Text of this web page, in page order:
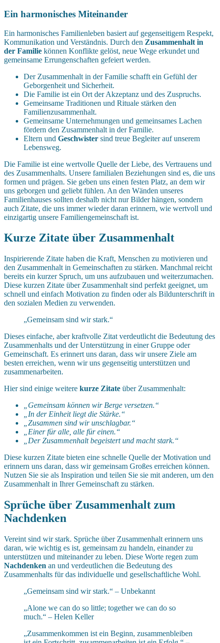
Ein harmonisches Miteinander
Ein harmonisches Familienleben basiert auf gegenseitigem Respekt,
Kommunikation und Verständnis. Durch den Zusammenhalt in
der Familie können Konflikte gelöst, neue Wege erkundet und
gemeinsame Errungenschaften gefeiert werden.
Der Zusammenhalt in der Familie schafft ein Gefühl der
Geborgenheit und Sicherheit.
Die Familie ist ein Ort der Akzeptanz und des Zuspruchs.
Gemeinsame Traditionen und Rituale stärken den
Familienzusammenhalt.
Gemeinsame Unternehmungen und gemeinsames Lachen
fördern den Zusammenhalt in der Familie.
Eltern und Geschwister sind treue Begleiter auf unserem
Lebensweg.
Die Familie ist eine wertvolle Quelle der Liebe, des Vertrauens und
des Zusammenhalts. Unsere familialen Beziehungen sind es, die uns
formen und prägen. Sie geben uns einen festen Platz, an dem wir
uns geborgen und geliebt fühlen. An den Wänden unseres
Familienhauses sollten deshalb nicht nur Bilder hängen, sondern
auch Zitate, die uns immer wieder daran erinnern, wie wertvoll und
einzigartig unsere Familiengemeinschaft ist.
Kurze Zitate über Zusammenhalt
Inspirierende Zitate haben die Kraft, Menschen zu motivieren und
den Zusammenhalt in Gemeinschaften zu stärken. Manchmal reicht
bereits ein kurzer Spruch, um uns aufzubauen und weiterzumachen.
Diese kurzen Zitate über Zusammenhalt sind perfekt geeignet, um
schnell und einfach Motivation zu finden oder als Bildunterschrift in
den sozialen Medien zu verwenden.
„Gemeinsam sind wir stark.“
Dieses einfache, aber kraftvolle Zitat verdeutlicht die Bedeutung des
Zusammenhalts und der Unterstützung in einer Gruppe oder
Gemeinschaft. Es erinnert uns daran, dass wir unsere Ziele am
besten erreichen, wenn wir uns gegenseitig unterstützen und
zusammenarbeiten.
Hier sind einige weitere kurze Zitate über Zusammenhalt:
„Gemeinsam können wir Berge versetzen.“
„In der Einheit liegt die Stärke.“
„Zusammen sind wir unschlagbar.“
„Einer für alle, alle für einen.“
„Der Zusammenhalt begeistert und macht stark.“
Diese kurzen Zitate bieten eine schnelle Quelle der Motivation und
erinnern uns daran, dass wir gemeinsam Großes erreichen können.
Nutzen Sie sie als Inspiration und teilen Sie sie mit anderen, um den
Zusammenhalt in Ihrer Gemeinschaft zu stärken.
Sprüche über Zusammenhalt zum
Nachdenken
Vereint sind wir stark. Sprüche über Zusammenhalt erinnern uns
daran, wie wichtig es ist, gemeinsam zu handeln, einander zu
unterstützen und miteinander zu leben. Diese Worte regen zum
Nachdenken an und verdeutlichen die Bedeutung des
Zusammenhalts für das individuelle und gesellschaftliche Wohl.
„Gemeinsam sind wir stark.“ – Unbekannt
„Alone we can do so little; together we can do so
much.“ – Helen Keller
„Zusammenkommen ist ein Beginn, zusammenbleiben